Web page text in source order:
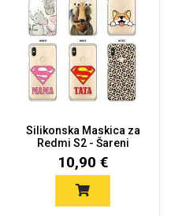
Silikonska Maskica za
Redmi S2 - Šareni
motiv...
10,90 €